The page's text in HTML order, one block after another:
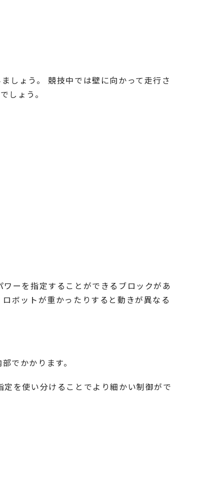
しょう。 競技中では壁に向かって走行さ
しょう。
ーを指定することができるブロックがあ
ボットが重かったりすると動きが異なる
でかかります。
を使い分けることでより細かい制御がで